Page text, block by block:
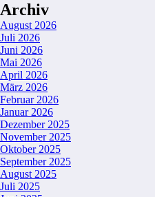
Archiv
August 2026
Juli 2026
Juni 2026
Mai 2026
April 2026
März 2026
Februar 2026
Januar 2026
Dezember 2025
November 2025
Oktober 2025
September 2025
August 2025
Juli 2025